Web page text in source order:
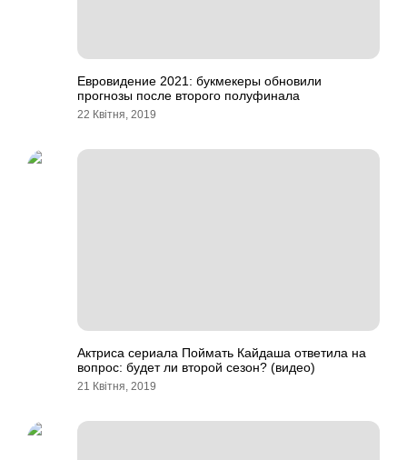
Евровидение 2021: букмекеры обновили
прогнозы после второго полуфинала
22 Квітня, 2019
Актриса сериала Поймать Кайдаша ответила на
вопрос: будет ли второй сезон? (видео)
21 Квітня, 2019